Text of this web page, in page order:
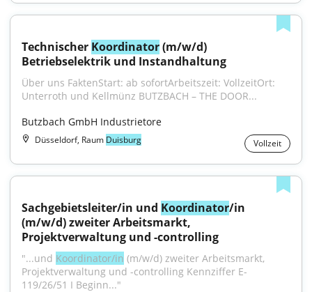
Technischer Koordinator (m/w/d)
Betriebselektrik und Instandhaltung
Über uns FaktenStart: ab sofortArbeitszeit: VollzeitOrt:
Unterroth und Kellmünz BUTZBACH – THE DOOR...
Butzbach GmbH Industrietore
Düsseldorf, Raum Duisburg Vollzeit
Sachgebietsleiter/in und Koordinator/in
(m/w/d) zweiter Arbeitsmarkt,
Projektverwaltung und -controlling
"...und Koordinator/in (m/w/d) zweiter Arbeitsmarkt,
Projektverwaltung und -controlling Kennziffer E-
119/26/51 I Beginn..."